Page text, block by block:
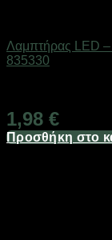
Λαμπτήρας LED
835330
1,98 €
Προσθήκη στο